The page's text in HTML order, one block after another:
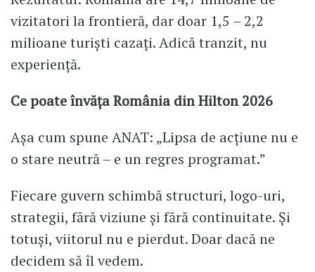
vizitatori la frontieră, dar doar 1,5 – 2,2
milioane turiști cazați. Adică tranzit, nu
experiență.
Ce poate învăța România din Hilton 2026
Așa cum spune ANAT: „Lipsa de acțiune nu e
o stare neutră – e un regres programat.”
Fiecare guvern schimbă structuri, logo-uri,
strategii, fără viziune și fără continuitate. Și
totuși, viitorul nu e pierdut. Doar dacă ne
decidem să îl vedem.